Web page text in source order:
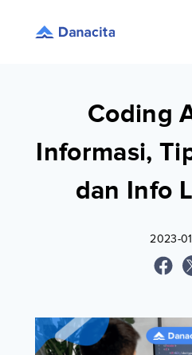
Coding
Informasi,
dan Info
2023-